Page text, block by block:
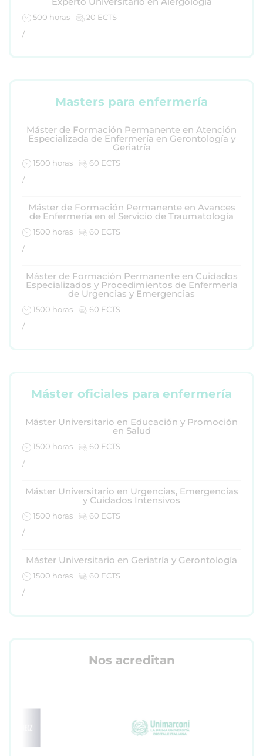
500 horas
20 ECTS
/
Masters para enfermería
Máster de Formación Permanente en Atención
Especializada de Enfermería en Gerontología y
Geriatría
1500 horas
60 ECTS
/
Máster de Formación Permanente en Avances
de Enfermería en el Servicio de Traumatología
1500 horas
60 ECTS
/
Máster de Formación Permanente en Cuidados
Especializados y Procedimientos de Enfermería
de Urgencias y Emergencias
1500 horas
60 ECTS
/
Máster oficiales para enfermería
Máster Universitario en Educación y Promoción
en Salud
1500 horas
60 ECTS
/
Máster Universitario en Urgencias, Emergencias
y Cuidados Intensivos
1500 horas
60 ECTS
/
Máster Universitario en Geriatría y Gerontología
1500 horas
60 ECTS
/
Nos acreditan